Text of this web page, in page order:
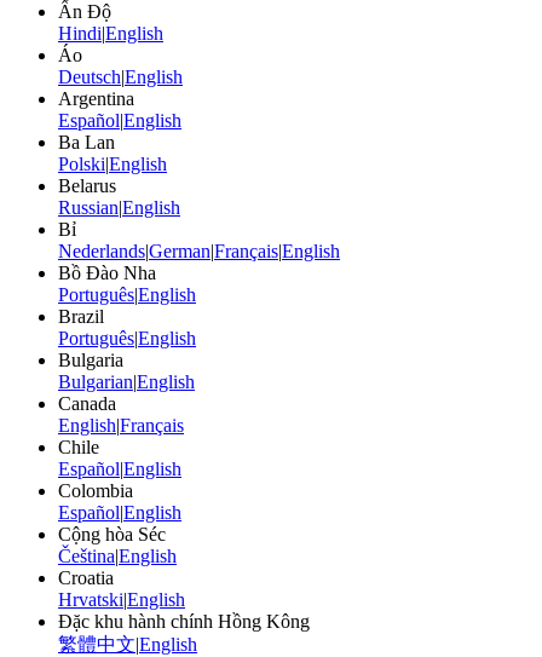
Ấn Độ
HindiEnglish
Áo
DeutschEnglish
Argentina
EspañolEnglish
Ba Lan
PolskiEnglish
Belarus
RussianEnglish
Bỉ
NederlandsGermanFrançaisEnglish
Bồ Đào Nha
PortuguêsEnglish
Brazil
PortuguêsEnglish
Bulgaria
BulgarianEnglish
Canada
EnglishFrançais
Chile
EspañolEnglish
Colombia
EspañolEnglish
Cộng hòa Séc
ČeštinaEnglish
Croatia
HrvatskiEnglish
Đặc khu hành chính Hồng Kông
繁體中文 English